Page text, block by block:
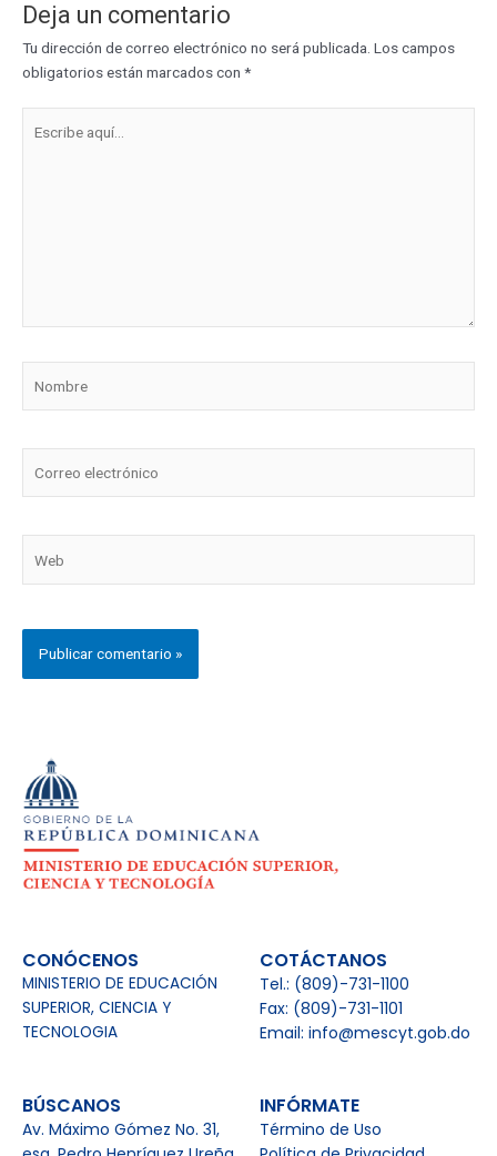
Deja un comentario
Tu dirección de correo electrónico no será publicada. Los campos
obligatorios están marcados con *
aquí...
electrónico
CONÓCENOS
MINISTERIO DE EDUCACIÓN
SUPERIOR, CIENCIA Y
TECNOLOGIA
COTÁCTANOS
Tel.: (809)-731-1100
Fax: (809)-731-1101
Email: info@mescyt.gob.do
BÚSCANOS
Av. Máximo Gómez No. 31,
INFÓRMATE
Término de Uso